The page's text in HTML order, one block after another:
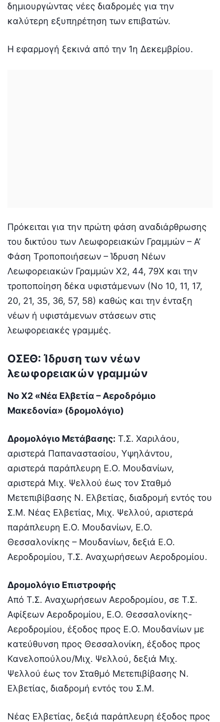
δημιουργώντας νέες διαδρομές για την
καλύτερη εξυπηρέτηση των επιβατών.
Η εφαρμογή ξεκινά από την 1η Δεκεμβρίου.
Πρόκειται για την πρώτη φάση αναδιάρθρωσης
του δικτύου των Λεωφορειακών Γραμμών – Α’
Φάση Τροποποιήσεων – Ίδρυση Νέων
Λεωφορειακών Γραμμών Χ2, 44, 79Χ και την
τροποποίηση δέκα υφιστάμενων (Νο 10, 11, 17,
20, 21, 35, 36, 57, 58) καθώς και την ένταξη
νέων ή υφιστάμενων στάσεων στις
λεωφορειακές γραμμές.
ΟΣΕΘ: Ίδρυση των νέων
λεωφορειακών γραμμών
Νο Χ2 «Νέα Ελβετία – Αεροδρόμιο
Μακεδονία» (δρομολόγιο)
Δρομολόγιο Μετάβασης: Τ.Σ. Χαριλάου,
αριστερά Παπαναστασίου, Υψηλάντου,
αριστερά παράπλευρη Ε.Ο. Μουδανίων,
αριστερά Μιχ. Ψελλού έως τον Σταθμό
Μετεπιβίβασης Ν. Ελβετίας, διαδρομή εντός του
Σ.Μ. Νέας Ελβετίας, Μιχ. Ψελλού, αριστερά
παράπλευρη Ε.Ο. Μουδανίων, Ε.Ο.
Θεσσαλονίκης – Μουδανίων, δεξιά Ε.Ο.
Αεροδρομίου, Τ.Σ. Αναχωρήσεων Αεροδρομίου.
Δρομολόγιο Επιστροφής
Από Τ.Σ. Αναχωρήσεων Αεροδρομίου, σε Τ.Σ.
Αφίξεων Αεροδρομίου, Ε.Ο. Θεσσαλονίκης-
Αεροδρομίου, έξοδος προς Ε.Ο. Μουδανίων με
κατεύθυνση προς Θεσσαλονίκη, έξοδος προς
Κανελοπούλου/Μιχ. Ψελλού, δεξιά Μιχ.
Ψελλού έως τον Σταθμό Μετεπιβίβασης Ν.
Ελβετίας, διαδρομή εντός του Σ.Μ.
Νέας Ελβετίας, δεξιά παράπλευρη έξοδος προς